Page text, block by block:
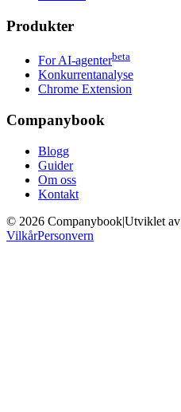
Produkter
For AI-agenterbeta
Konkurrentanalyse
Chrome Extension
Companybook
Blogg
Guider
Om oss
Kontakt
© 2026 Companybook|Utviklet av
VilkårPersonvern